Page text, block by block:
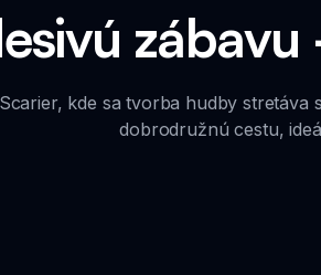
kde sa tvorba hudby
dobrodružnú cestu,